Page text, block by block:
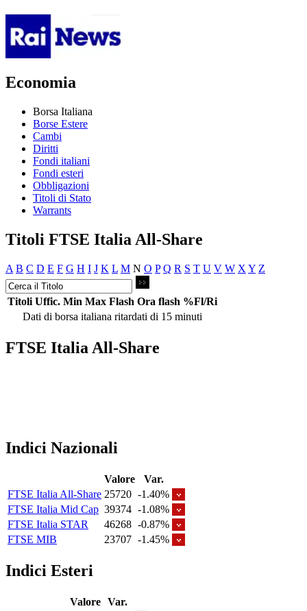
Economia
Borsa Italiana
Borse Estere
Cambi
Diritti
Fondi italiani
Fondi esteri
Obbligazioni
Titoli di Stato
Warrants
Titoli FTSE Italia All-Share
A B C D E F G H I J K L M N O P Q R S T U V W X Y Z
Titoli Uffic. Min Max Flash Ora flash %Fl/Ri
Dati di borsa italiana ritardati di 15 minuti
FTSE Italia All-Share
Indici Nazionali
Valore
Var.
FTSE Italia All-Share 25720 -1.40%
FTSE Italia Mid Cap 39374 -1.08%
FTSE Italia STAR
46268 -0.87%
FTSE MIB
23707 -1.45%
Indici Esteri
Valore Var.